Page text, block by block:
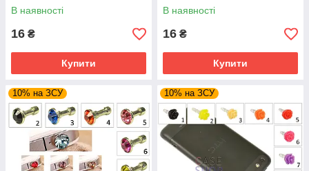
В наявності
16 ₴
Купити
В наявності
16 ₴
Купити
10% на ЗСУ 10% на ЗСУ